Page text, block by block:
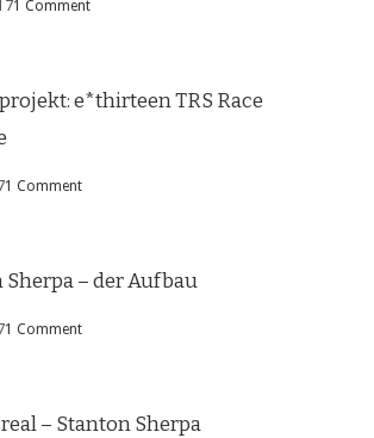
1 Comment
e*thirteen TRS Race
1 Comment
Sherpa – der Aufbau
1 Comment
– Stanton Sherpa